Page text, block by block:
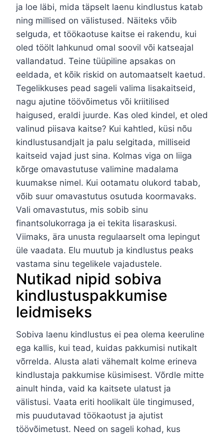
ja loe läbi, mida täpselt laenu kindlustus katab
ning millised on välistused. Näiteks võib
selguda, et töökaotuse kaitse ei rakendu, kui
oled töölt lahkunud omal soovil või katseajal
vallandatud. Teine tüüpiline apsakas on
eeldada, et kõik riskid on automaatselt kaetud.
Tegelikkuses pead sageli valima lisakaitseid,
nagu ajutine töövõimetus või kriitilised
haigused, eraldi juurde. Kas oled kindel, et oled
valinud piisava kaitse? Kui kahtled, küsi nõu
kindlustusandjalt ja palu selgitada, milliseid
kaitseid vajad just sina. Kolmas viga on liiga
kõrge omavastutuse valimine madalama
kuumakse nimel. Kui ootamatu olukord tabab,
võib suur omavastutus osutuda koormavaks.
Vali omavastutus, mis sobib sinu
finantsolukorraga ja ei tekita lisaraskusi.
Viimaks, ära unusta regulaarselt oma lepingut
üle vaadata. Elu muutub ja kindlustus peaks
vastama sinu tegelikele vajadustele.
Nutikad nipid sobiva
kindlustuspakkumise
leidmiseks
Sobiva laenu kindlustus ei pea olema keeruline
ega kallis, kui tead, kuidas pakkumisi nutikalt
võrrelda. Alusta alati vähemalt kolme erineva
kindlustaja pakkumise küsimisest. Võrdle mitte
ainult hinda, vaid ka kaitsete ulatust ja
välistusi. Vaata eriti hoolikalt üle tingimused,
mis puudutavad töökaotust ja ajutist
töövõimetust. Need on sageli kohad, kus